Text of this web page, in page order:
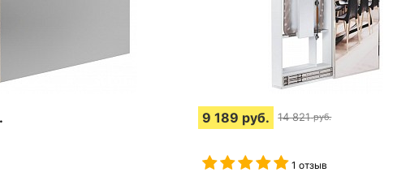
9 189 руб. 14 821 руб.
1 отзыв